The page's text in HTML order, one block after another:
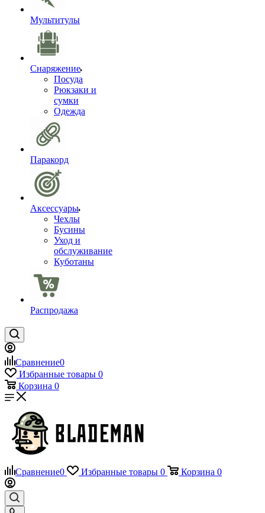
Мультитулы
Снаряжение
Посуда
Рюкзаки и
сумки
Одежда
Паракорд
Аксессуары
Чехлы
Бусины
Уход и
обслуживание
Куботаны
Распродажа
Сравнение0
Избранные товары 0
Корзина 0
Сравнение0 Избранные товары 0 Корзина 0